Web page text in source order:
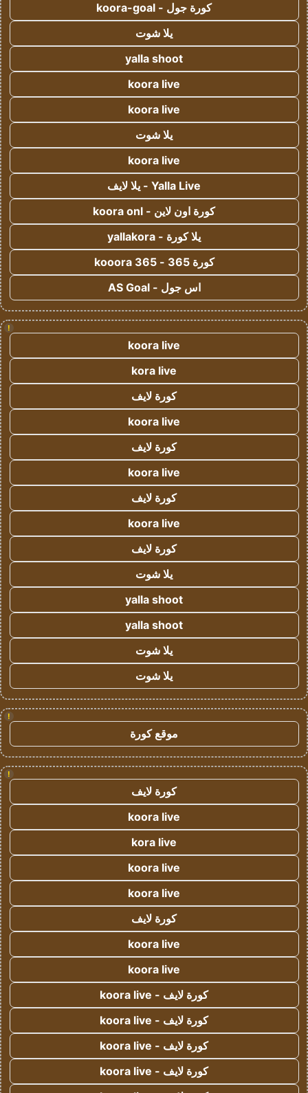
كورة جول - koora-goal
يلا شوت
yalla shoot
koora live
koora live
يلا شوت
koora live
Yalla Live - يلا لايف
كورة اون لاين - koora onl
يلا كورة - yallakora
كورة 365 - kooora 365
اس جول - AS Goal
!
koora live
kora live
كورة لايف
koora live
كورة لايف
koora live
كورة لايف
koora live
كورة لايف
يلا شوت
yalla shoot
yalla shoot
يلا شوت
يلا شوت
!
موقع كورة
!
كورة لايف
koora live
kora live
koora live
koora live
كورة لايف
koora live
koora live
كورة لايف - koora live
كورة لايف - koora live
كورة لايف - koora live
كورة لايف - koora live